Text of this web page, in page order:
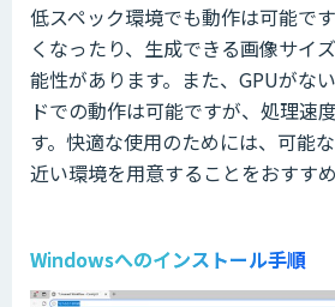
低スペック環境でも動作は可能で
くなったり、生成できる画像サイ
能性があります。また、GPUがな
ドでの動作は可能ですが、処理速
す。快適な使用のためには、可能
近い環境を用意することをおすすめ
Windowsへのインストール手順